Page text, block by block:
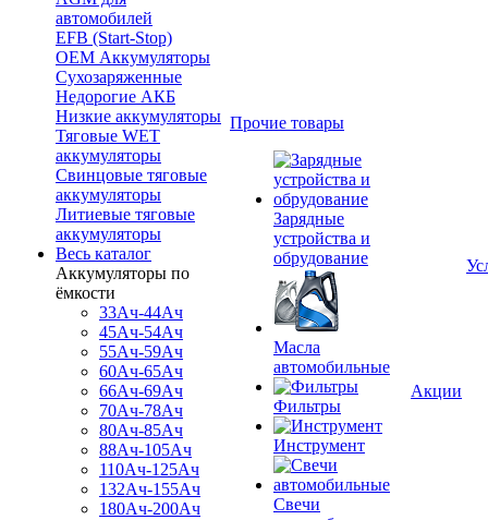
автомобилей
EFB (Start-Stop)
OEM Аккумуляторы
Сухозаряженные
Недорогие АКБ
Низкие аккумуляторы
Тяговые WET
аккумуляторы
Свинцовые тяговые
аккумуляторы
Литиевые тяговые
аккумуляторы
Весь каталог
Аккумуляторы по
ёмкости
33Ач-44Ач
45Ач-54Ач
55Ач-59Ач
60Ач-65Ач
66Ач-69Ач
70Ач-78Ач
80Ач-85Ач
88Ач-105Ач
110Ач-125Ач
132Ач-155Ач
180Ач-200Ач
Прочие товары
Зарядные
устройства и
обрудование
Масла
автомобильные
Фильтры
Инструмент
Свечи
Акции